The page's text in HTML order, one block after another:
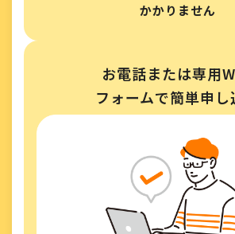
かかりません
お電話または専用
フォームで簡単申し